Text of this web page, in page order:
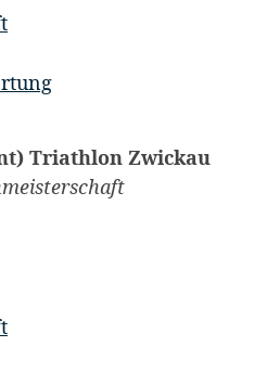
Triathlon Zwickau